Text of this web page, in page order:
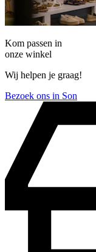
Kom passen in
onze winkel
Wij helpen je graag!
Bezoek ons in Son